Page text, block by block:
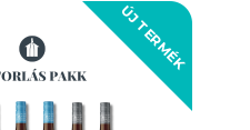
ÚJ TERMÉK